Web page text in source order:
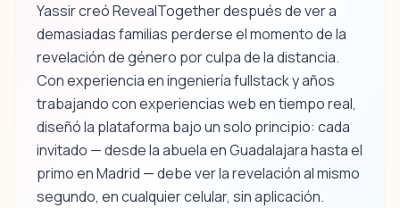
Yassir creó RevealTogether después de ver a
demasiadas familias perderse el momento de la
revelación de género por culpa de la distancia.
Con experiencia en ingeniería fullstack y años
trabajando con experiencias web en tiempo real,
diseñó la plataforma bajo un solo principio: cada
invitado — desde la abuela en Guadalajara hasta el
primo en Madrid — debe ver la revelación al mismo
segundo, en cualquier celular, sin aplicación.